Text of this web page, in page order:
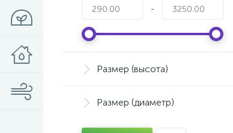
-
Размер (высота)
Размер (диаметр)